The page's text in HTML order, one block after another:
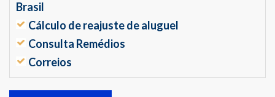
Brasil
Cálculo de reajuste de aluguel
Consulta Remédios
Correios